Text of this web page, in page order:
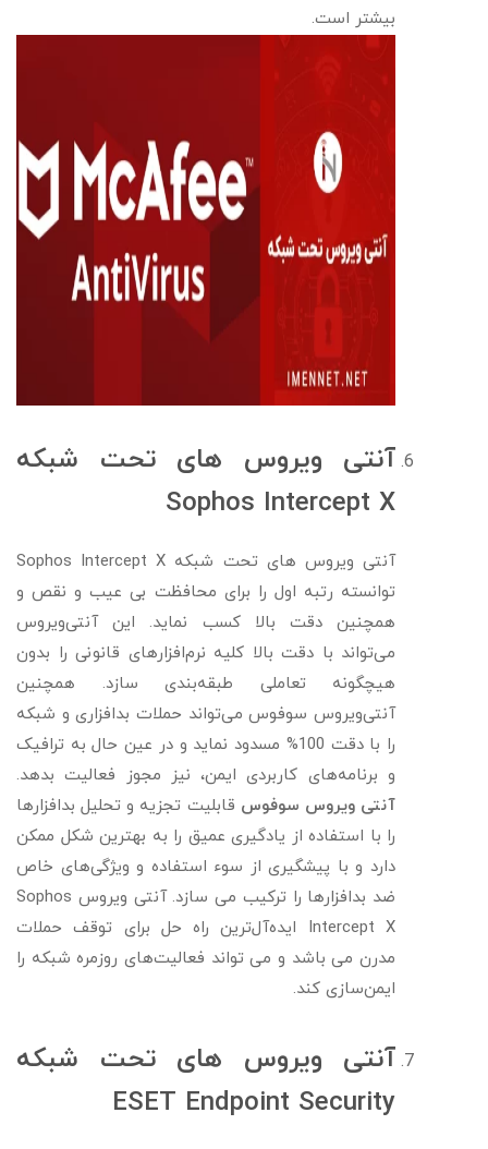
بیشتر است.
آنتی ویروس های تحت شبکه
Sophos Intercept X
آنتی ویروس های تحت شبکه Sophos Intercept X
توانسته رتبه اول را برای محافظت بی عیب و نقص و
همچنین دقت بالا کسب نماید. این آنتی‌ویروس
می‌تواند با دقت بالا کلیه نرم‌افزارهای قانونی را بدون
هیچگونه تعاملی طبقه‌بندی سازد. همچنین
آنتی‌ویروس سوفوس می‌تواند حملات بدافزاری و شبکه
را با دقت 100% مسدود نماید و در عین حال به ترافیک
و برنامه‌های کاربردی ایمن، نیز مجوز فعالیت بدهد.
آنتی ویروس سوفوس قابلیت تجزیه و تحلیل بدافزارها
را با استفاده از یادگیری عمیق را به بهترین شکل ممکن
دارد و با پیشگیری از سوء استفاده و ویژگی‌های خاص
ضد بدافزارها را ترکیب می سازد. آنتی ویروس Sophos
Intercept X ایده‌آل‌ترین راه حل برای توقف حملات
مدرن می باشد و می تواند فعالیت‌های روزمره شبکه را
ایمن‌سازی کند.
آنتی‌ ویروس های تحت شبکه
ESET Endpoint Security